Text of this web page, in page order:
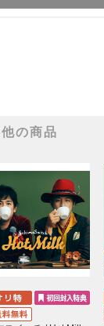
の商品